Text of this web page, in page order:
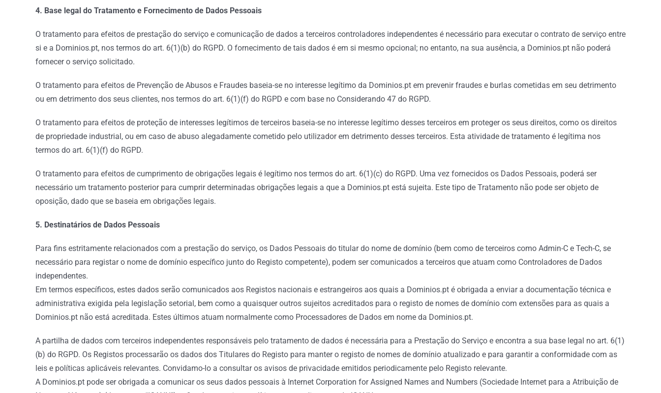
4. Base legal do Tratamento e Fornecimento de Dados Pessoais
O tratamento para efeitos de prestação do serviço e comunicação de dados a terceiros controladores independentes é necessário para executar o contrato de serviço entre
si e a Dominios.pt, nos termos do art. 6(1)(b) do RGPD. O fornecimento de tais dados é em si mesmo opcional; no entanto, na sua ausência, a Dominios.pt não poderá
fornecer o serviço solicitado.
O tratamento para efeitos de Prevenção de Abusos e Fraudes baseia-se no interesse legítimo da Dominios.pt em prevenir fraudes e burlas cometidas em seu detrimento
ou em detrimento dos seus clientes, nos termos do art. 6(1)(f) do RGPD e com base no Considerando 47 do RGPD.
O tratamento para efeitos de proteção de interesses legítimos de terceiros baseia-se no interesse legítimo desses terceiros em proteger os seus direitos, como os direitos
de propriedade industrial, ou em caso de abuso alegadamente cometido pelo utilizador em detrimento desses terceiros. Esta atividade de tratamento é legítima nos
termos do art. 6(1)(f) do RGPD.
O tratamento para efeitos de cumprimento de obrigações legais é legítimo nos termos do art. 6(1)(c) do RGPD. Uma vez fornecidos os Dados Pessoais, poderá ser
necessário um tratamento posterior para cumprir determinadas obrigações legais a que a Dominios.pt está sujeita. Este tipo de Tratamento não pode ser objeto de
oposição, dado que se baseia em obrigações legais.
5. Destinatários de Dados Pessoais
Para fins estritamente relacionados com a prestação do serviço, os Dados Pessoais do titular do nome de domínio (bem como de terceiros como Admin-C e Tech-C, se
necessário para registar o nome de domínio específico junto do Registo competente), podem ser comunicados a terceiros que atuam como Controladores de Dados
independentes.
Em termos específicos, estes dados serão comunicados aos Registos nacionais e estrangeiros aos quais a Dominios.pt é obrigada a enviar a documentação técnica e
administrativa exigida pela legislação setorial, bem como a quaisquer outros sujeitos acreditados para o registo de nomes de domínio com extensões para as quais a
Dominios.pt não está acreditada. Estes últimos atuam normalmente como Processadores de Dados em nome da Dominios.pt.
A partilha de dados com terceiros independentes responsáveis pelo tratamento de dados é necessária para a Prestação do Serviço e encontra a sua base legal no art. 6(1)
(b) do RGPD. Os Registos processarão os dados dos Titulares do Registo para manter o registo de nomes de domínio atualizado e para garantir a conformidade com as
leis e políticas aplicáveis relevantes. Convidamo-lo a consultar os avisos de privacidade emitidos periodicamente pelo Registo relevante.
A Dominios.pt pode ser obrigada a comunicar os seus dados pessoais à Internet Corporation for Assigned Names and Numbers (Sociedade Internet para a Atribuição de